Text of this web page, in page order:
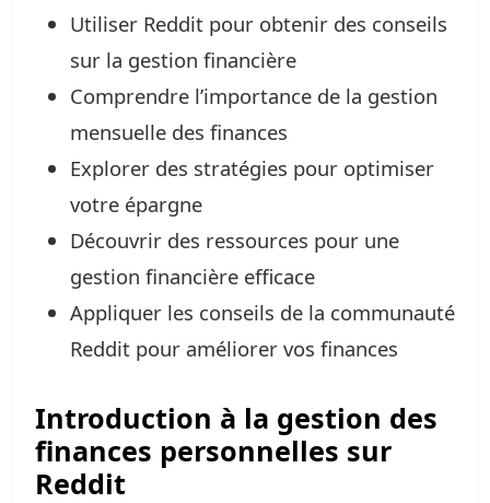
Utiliser Reddit pour obtenir des conseils
sur la gestion financière
Comprendre l’importance de la gestion
mensuelle des finances
Explorer des stratégies pour optimiser
votre épargne
Découvrir des ressources pour une
gestion financière efficace
Appliquer les conseils de la communauté
Reddit pour améliorer vos finances
Introduction à la gestion des
finances personnelles sur
Reddit